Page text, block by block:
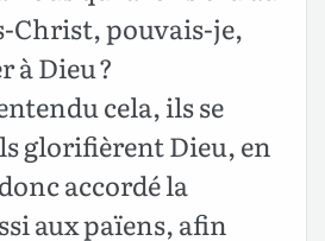
Christ, pouvais-je,
à Dieu ?
cela, ils se
glorifièrent Dieu, en
accordé la
aux païens, afin